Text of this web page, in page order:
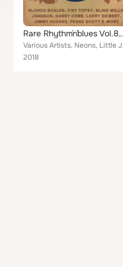
Rare
Various Artists,
2018